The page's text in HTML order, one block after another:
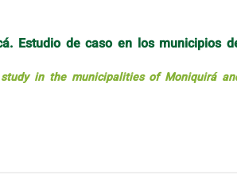
Estudio de caso en los municipios
in the municipalities of Moniquirá